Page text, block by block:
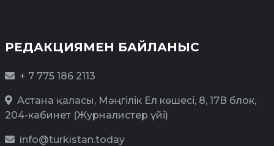
РЕДАКЦИЯМЕН БАЙЛАНЫС
+ 7 775 186 2113
Астана қаласы, Мәңгілік Ел көшесі, 8, 17В блок,
204-кабинет (Журналистер үйі)
info@turkistan.today